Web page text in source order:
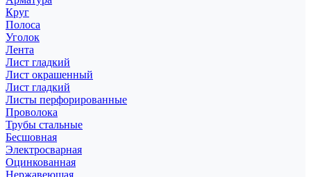
Круг
Полоса
Уголок
Лента
Лист гладкий
Лист окрашенный
Лист гладкий
Листы перфорированные
Проволока
Трубы стальные
Бесшовная
Электросварная
Оцинкованная
Нержавеющая